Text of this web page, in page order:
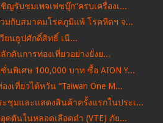
ญรับชมเพจเฟซบุ๊ก“ครบเครื่องเ...
มกับสมาคมโรคภูมิแพ้ โรคหืดฯ จ...
ยนธูปศักดิ์สิทธิ์ เนื...
ดันการท่องเที่ยวอย่างยั่งย...
นพิเศษ 100,000 บาท ซื้อ AION Y...
เที่ยวไต้หวัน “Taiwan One M...
ะชุมและแสดงสินค้าครั้งแรกในประเ...
ดตันในหลอดเลือดดำ (VTE) ภัย...